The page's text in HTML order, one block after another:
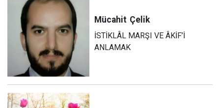
Mücahit Çelik
İSTİKLÂL MARŞI VE ÂKİF’İ
ANLAMAK